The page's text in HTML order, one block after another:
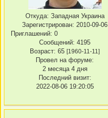
Откуда: Западная Украина
Зарегистрирован: 2010-09-06
Приглашений: 0
Сообщений: 4195
Возраст: 65 [1960-11-11]
Провел на форуме:
2 месяца 4 дня
Последний визит:
2022-08-06 19:20:05